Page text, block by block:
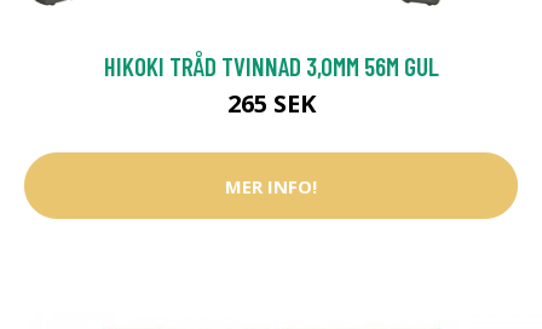
HIKOKI TRÅD TVINNAD 3,0MM 56M GUL
265 SEK
MER INFO!